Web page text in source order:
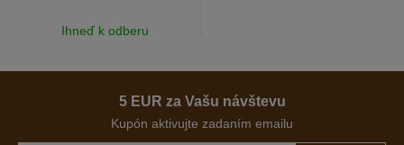
Ihneď k odberu
5 EUR za Vašu návštevu
Kupón aktivujte zadaním emailu